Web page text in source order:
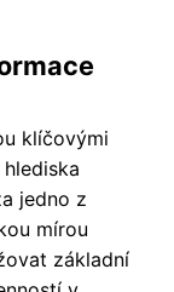
klíčovými
jedno z
mírou
základní